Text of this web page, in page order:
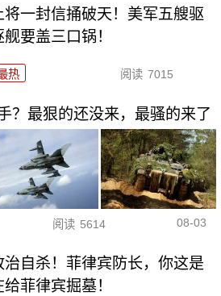
将一封信捅破天！美军五艘驱
舰要盖三口锅！
热 阅读 7015
？最狠的还没来，最骚的来了
阅读 5614 08-03
治自杀！菲律宾防长，你这是
给菲律宾掘墓！